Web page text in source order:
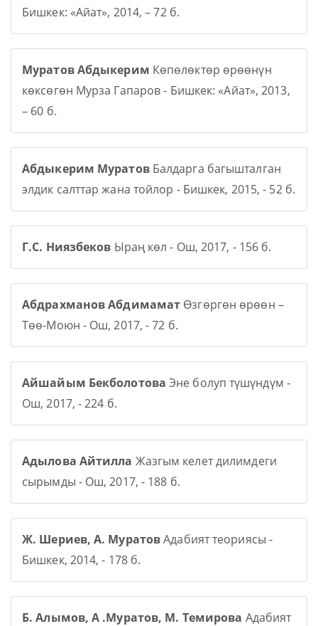
Бишкек: «Айат», 2014, – 72 б.
Муратов Абдыкерим Көпөлөктөр өрөөнүн
көксөгөн Мурза Гапаров - Бишкек: «Айат», 2013,
– 60 б.
Абдыкерим МуратовБалдарга багышталган
элдик салттар жана тойлор - Бишкек, 2015, - 52 б.
Г.С. Ниязбеков Ыраң көл - Ош, 2017, - 156 б.
Абдрахманов Абдимамат Өзгөргөн өрөөн –
Төө-Моюн - Ош, 2017, - 72 б.
Айшайым Бекболотова Эне болуп түшүндүм -
Ош, 2017, - 224 б.
Адылова Айтилла Жазгым келет дилимдеги
сырымды - Ош, 2017, - 188 б.
Ж. Шериев, А. МуратовАдабият теориясы -
Бишкек, 2014, - 178 б.
Б. Алымов, А .Муратов, М. Темирова Адабият